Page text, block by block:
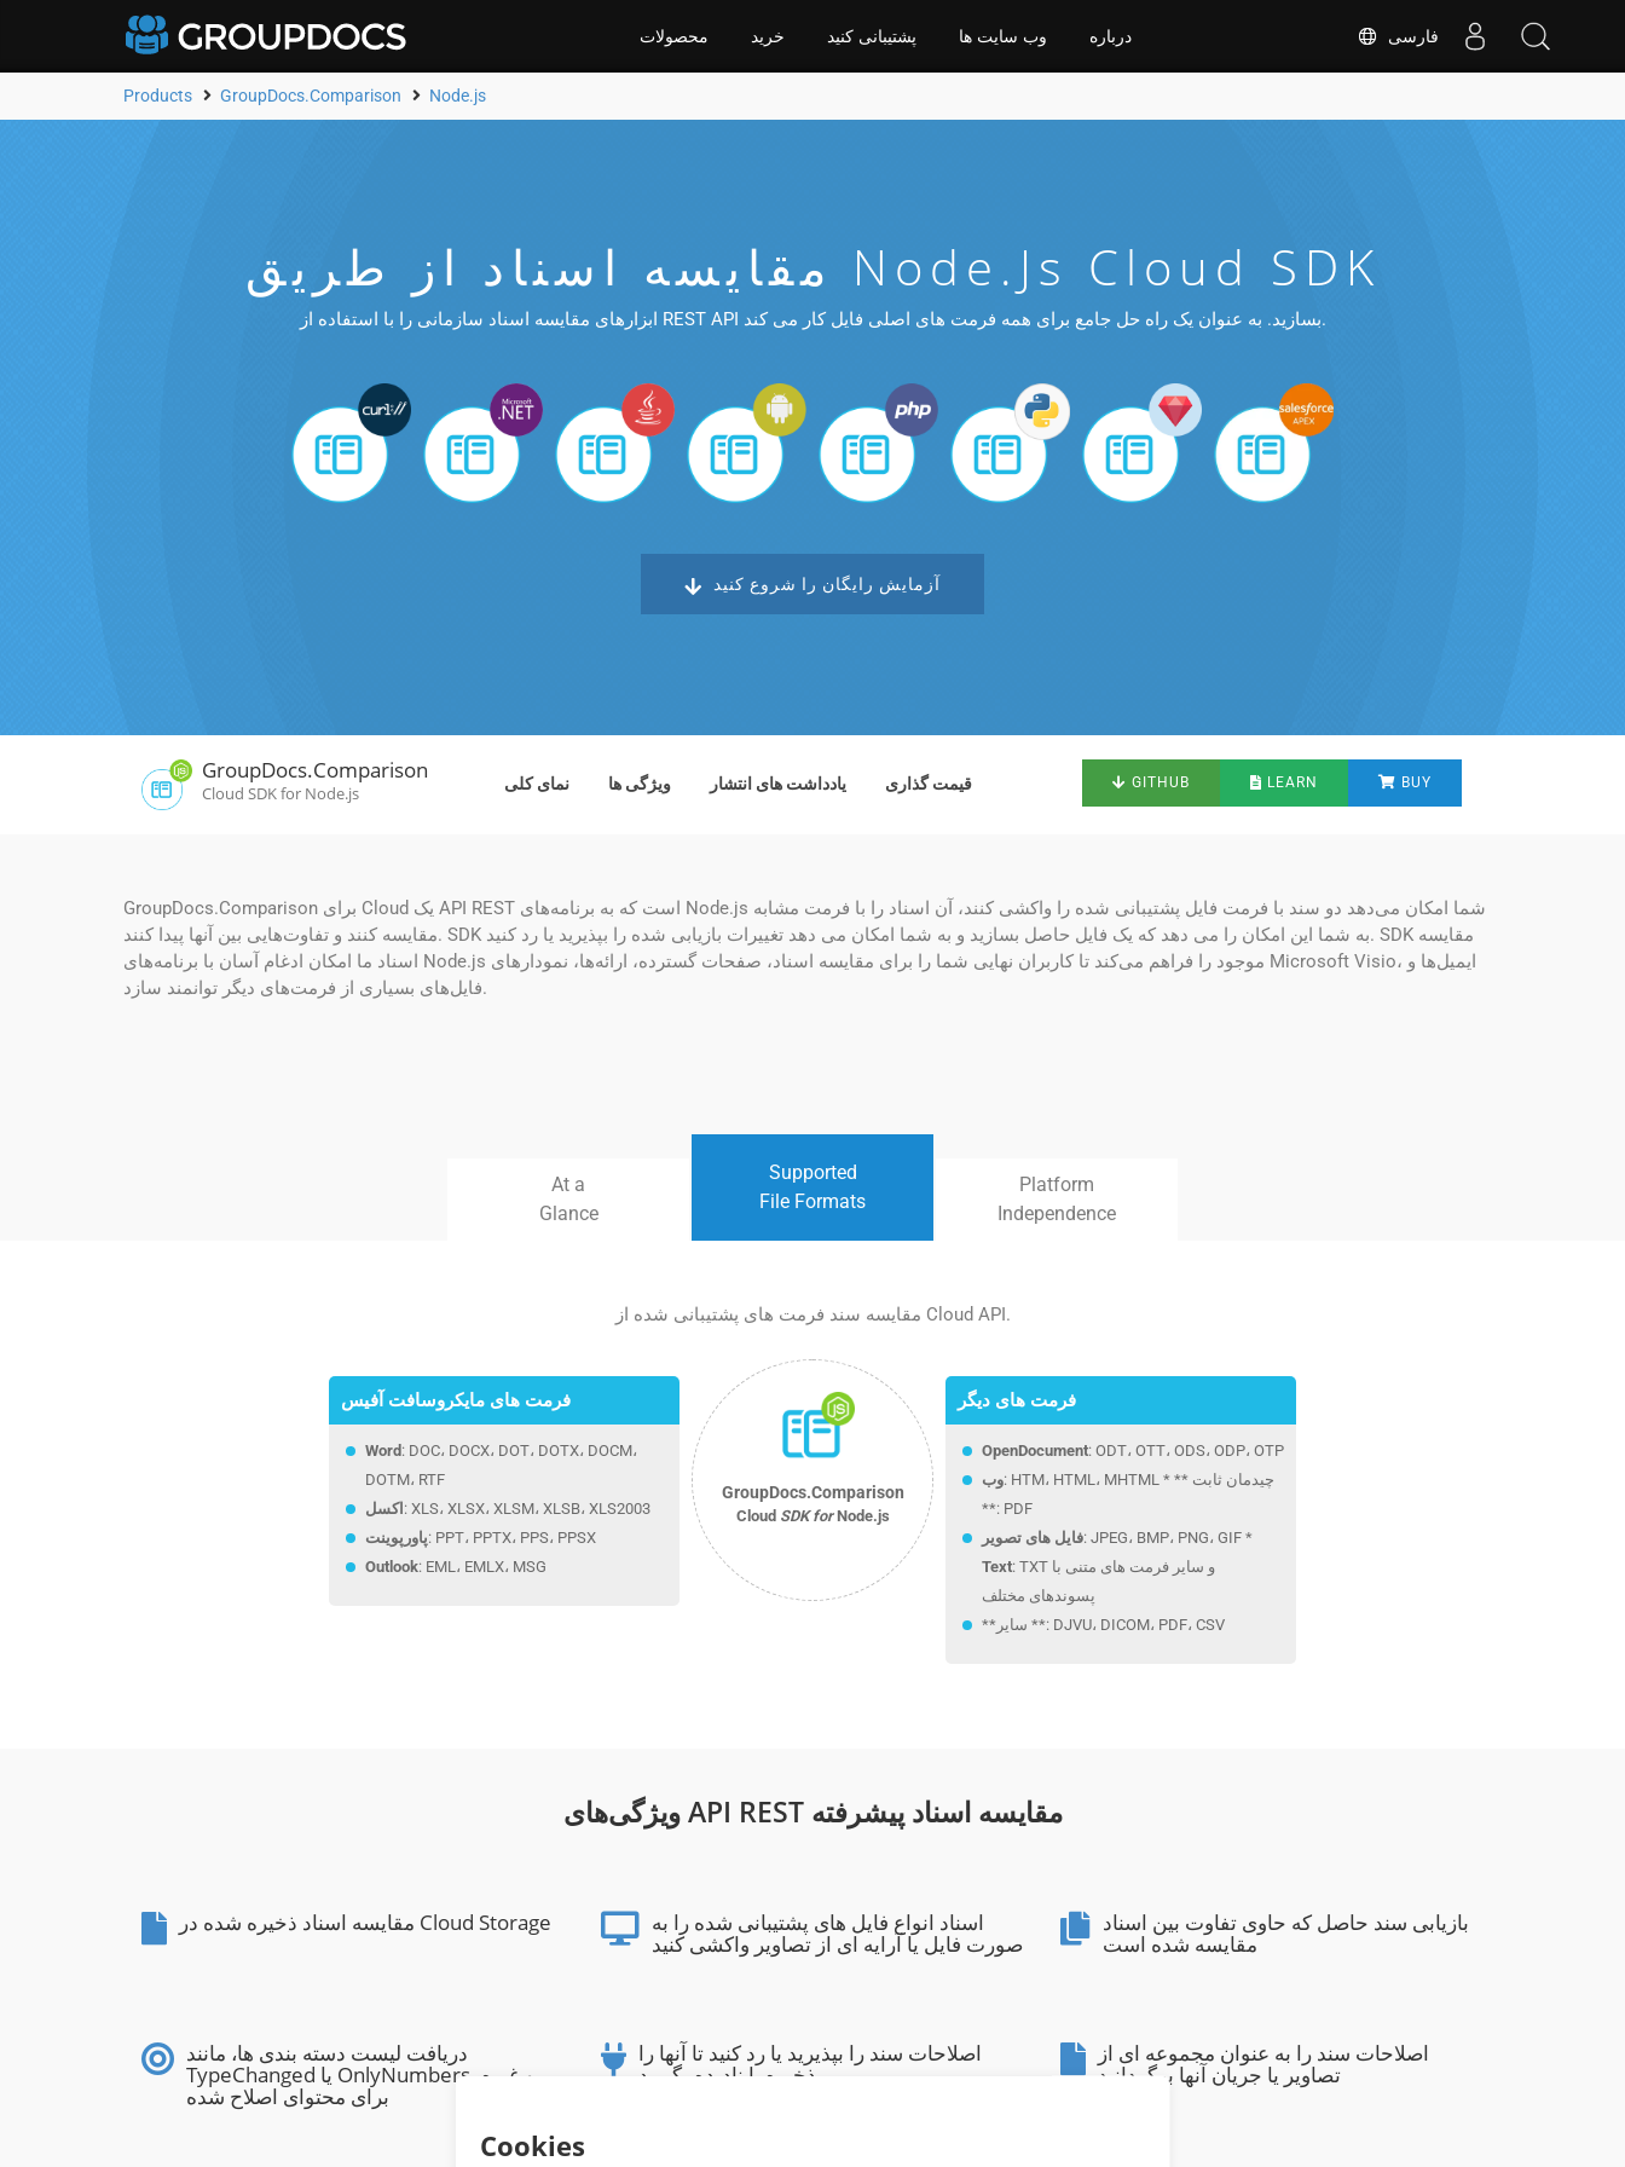
فارسی محصولات خرید پشتیبانی کنید وب سایت ها درباره
Products GroupDocs.Comparison Node.js
مقایسه اسناد از طریق Node.js Cloud SDK
ابزارهای مقایسه اسناد سازمانی را با استفاده از REST API بسازید. به عنوان یک راه حل جامع برای همه فرمت های اصلی فایل کار می کند.‎
آزمایش رایگان را شروع کنید
GroupDocs.Comparison
Cloud SDK for Node.js نمای کلی ویژگی ها یادداشت های انتشار قیمت گذاری GITHUB LEARN BUY
GroupDocs.Comparison برای Cloud یک API REST است که به برنامه‌های Node.js شما امکان می‌دهد دو سند با فرمت فایل پشتیبانی شده را واکشی کنند، آن اسناد را با فرمت مشابه
مقایسه کنند و تفاوت‌هایی بین آنها پیدا کنند. SDK به شما این امکان را می دهد که یک فایل حاصل بسازید و به شما امکان می دهد تغییرات بازیابی شده را بپذیرید یا رد کنید. SDK مقایسه
اسناد ما امکان ادغام آسان با برنامه‌های Node.js موجود را فراهم می‌کند تا کاربران نهایی شما را برای مقایسه اسناد، صفحات گسترده، ارائه‌ها، نمودارهای Microsoft Visio، ایمیل‌ها و
فایل‌های بسیاری از فرمت‌های دیگر توانمند سازد.
At a
Glance
Supported
File Formats
Platform
Independence
مقایسه سند فرمت های پشتیبانی شده از Cloud API.
فرمت های مایکروسافت آفیس
Word : DOC، DOCX، DOT، DOTX، DOCM،
DOTM، RTF
اکسل : XLS، XLSX، XLSM، XLSB، XLS2003
پاورپوینت: PPT، PPTX، PPS، PPSX
Outlook: EML، EMLX، MSG
فرمت های دیگر
OpenDocument: ODT، OTT، ODS، ODP، OTP
وب: HTM، HTML، MHTML * ** چیدمان ثابت
**: PDF
فایل های تصویر: JPEG، BMP، PNG، GIF *
Text: TXT و سایر فرمت های متنی با
پسوندهای مختلف
**سایر **: DJVU، DICOM، PDF، CSV
GroupDocs.Comparison
Cloud SDK forNode.js
ویژگی‌های API REST مقایسه اسناد پیشرفته
مقایسه اسناد ذخیره شده در Cloud Storage اسناد انواع فایل های پشتیبانی شده را به
صورت فایل یا آرایه ای از تصاویر واکشی کنید
بازیابی سند حاصل که حاوی تفاوت بین اسناد
مقایسه شده است
دریافت لیست دسته بندی ها، مانند
TypeChanged یا OnlyNumbers و غیره،
برای محتوای اصلاح شده
اصلاحات سند را بپذیرید یا رد کنید تا آنها را
ذخیره یا نادیده بگیرید
اصلاحات سند را به عنوان مجموعه ای از
تصاویر یا جریان آنها برگردانید
Cookies